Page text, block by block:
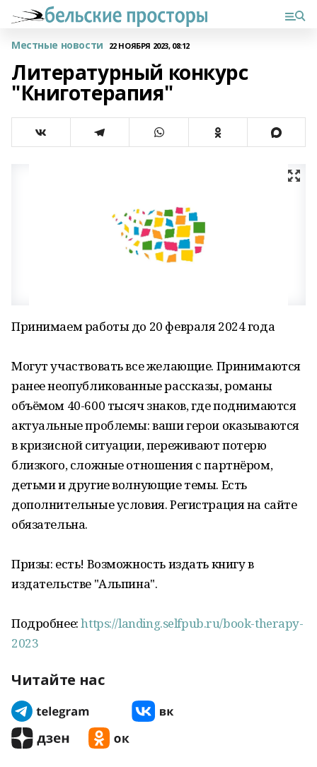
Местные новости 22 НОЯБРЯ 2023, 08:12
Литературный конкурс
"Книготерапия"
Принимаем работы до 20 февраля 2024 года
Могут участвовать все желающие. Принимаются
ранее неопубликованные рассказы, романы
объёмом 40-600 тысяч знаков, где поднимаются
актуальные проблемы: ваши герои оказываются
в кризисной ситуации, переживают потерю
близкого, сложные отношения с партнёром,
детьми и другие волнующие темы. Есть
дополнительные условия. Регистрация на сайте
обязательна.
Призы: есть! Возможность издать книгу в
издательстве "Альпина".
Подробнее:https://landing.selfpub.ru/book-therapy-
2023
Читайте нас